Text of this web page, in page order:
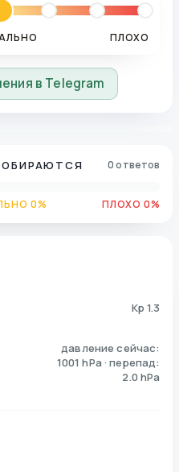
ПЛОХО
в Telegram
0 ответов
0% ПЛОХО 0%
Kp 1.3
давление сейчас:
1001 hPa · перепад:
2.0 hPa